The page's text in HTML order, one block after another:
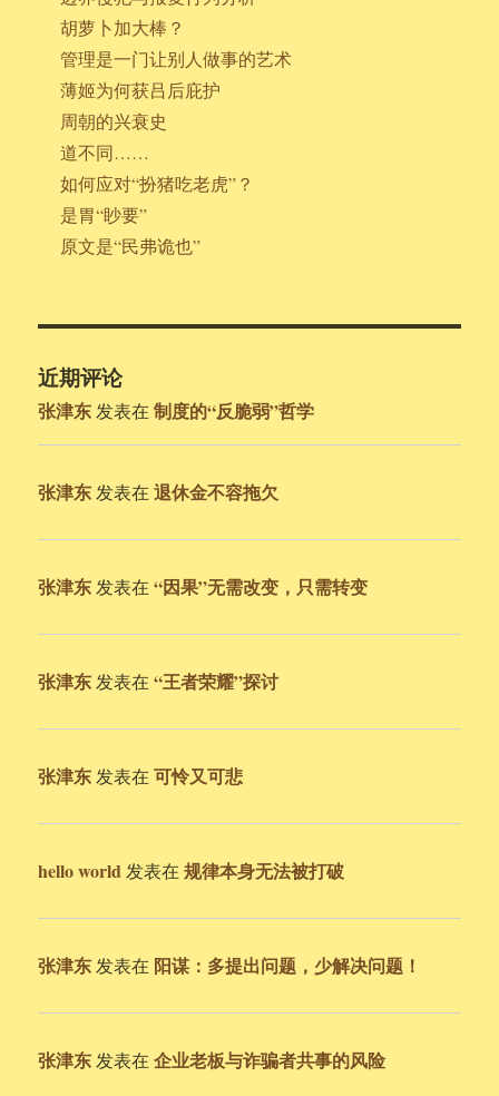
胡萝卜加大棒？
管理是一门让别人做事的艺术
薄姬为何获吕后庇护
周朝的兴衰史
道不同……
如何应对“扮猪吃老虎”？
是胃“眇要”
原文是“民弗诡也”
近期评论
张津东 发表在制度的“反脆弱”哲学
张津东 发表在退休金不容拖欠
张津东 发表在“因果”无需改变，只需转变
张津东 发表在“王者荣耀”探讨
张津东 发表在可怜又可悲
hello world 发表在规律本身无法被打破
张津东 发表在 阳谋：多提出问题，少解决问题！
张津东 发表在企业老板与诈骗者共事的风险